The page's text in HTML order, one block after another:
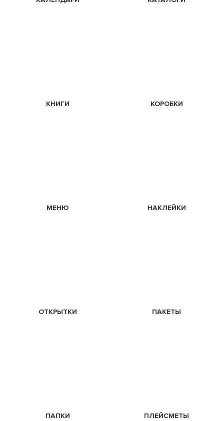
КНИГИ КОРОБКИ
МЕНЮ НАКЛЕЙКИ
ОТКРЫТКИ ПАКЕТЫ
ПАПКИ ПЛЕЙСМЕТЫ